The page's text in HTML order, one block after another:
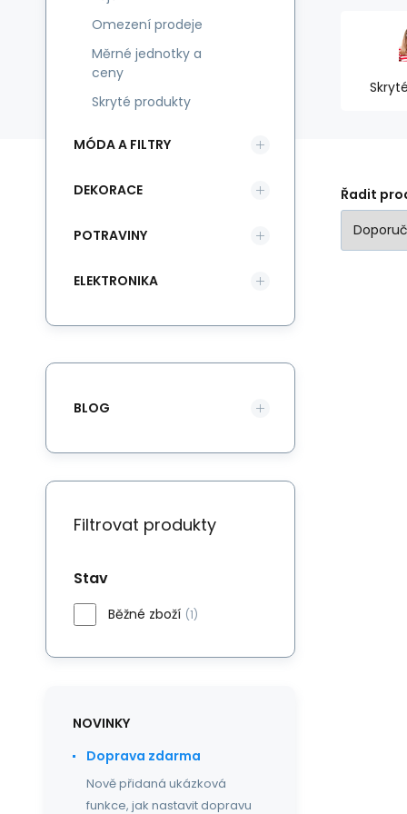
Řadit
Omezení prodeje
Měrné jednotky a
ceny
Skryté produkty
MÓDA A FILTRY
DEKORACE
POTRAVINY
ELEKTRONIKA
BLOG
Filtrovat produkty
Stav
Běžné zboží (1)
NOVINKY
Doprava zdarma
Nově přidaná ukázková
funkce, jak nastavit dopravu